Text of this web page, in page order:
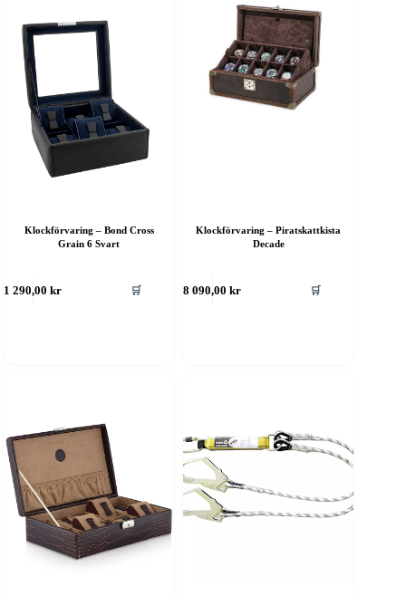
Klockförvaring – Bond Cross
Grain 6 Svart
1 290,00kr 🛒
Klockförvaring – Piratskattkista
Decade
8 090,00kr 🛒